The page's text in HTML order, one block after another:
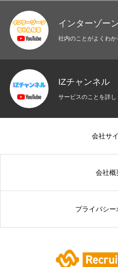
インターゾー
社内のことがよくわか
IZチャンネル
サービスのことを詳し
会社サ
会社概
プライバシー